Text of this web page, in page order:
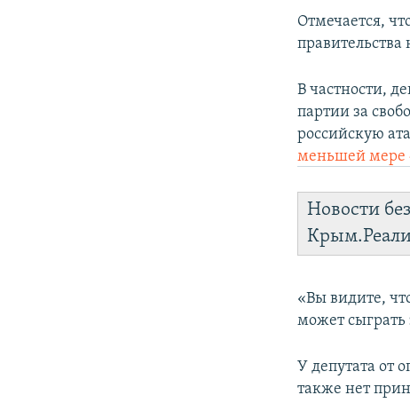
Отмечается,
В частности,
партии за
российскую
меньшей мере
Новости
«Вы видите,
может сыграть
У депутата от
также нет